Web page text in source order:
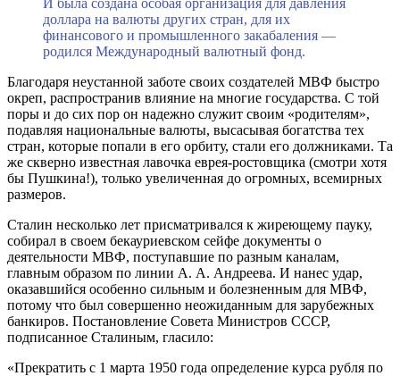
доллара на валюты других стран, для их
финансового и промышленного закабаления —
родился Международный валютный фонд.
Благодаря неустанной заботе своих создателей МВФ быстро
окреп, распространив влияние на многие государства. С той
поры и до сих пор он надежно служит своим «родителям»,
подавляя национальные валюты, высасывая богатства тех
стран, которые попали в его орбиту, стали его должниками. Та
же скверно известная лавочка еврея-ростовщика (смотри хотя
бы Пушкина!), только увеличенная до огромных, всемирных
размеров.
Сталин несколько лет присматривался к жиреющему пауку,
собирал в своем бекауриевском сейфе документы о
деятельности МВФ, поступавшие по разным каналам,
главным образом по линии А. А. Андреева. И нанес удар,
оказавшийся особенно сильным и болезненным для МВФ,
потому что был совершенно неожиданным для зарубежных
банкиров. Постановление Совета Министров СССР,
подписанное Сталиным, гласило:
«Прекратить с 1 марта 1950 года определение курса рубля по